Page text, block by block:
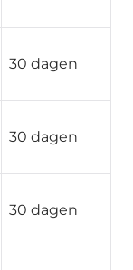
30 dagen
30 dagen
30 dagen